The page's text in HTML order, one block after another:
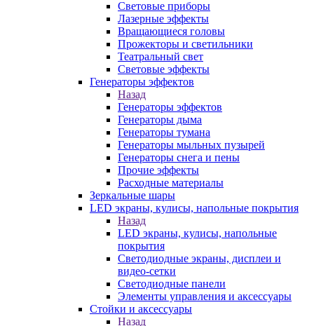
Световые приборы
Лазерные эффекты
Вращающиеся головы
Прожекторы и светильники
Театральный свет
Световые эффекты
Генераторы эффектов
Назад
Генераторы эффектов
Генераторы дыма
Генераторы тумана
Генераторы мыльных пузырей
Генераторы снега и пены
Прочие эффекты
Расходные материалы
Зеркальные шары
LED экраны, кулисы, напольные покрытия
Назад
LED экраны, кулисы, напольные
покрытия
Светодиодные экраны, дисплеи и
видео-сетки
Светодиодные панели
Элементы управления и аксессуары
Стойки и аксессуары
Назад